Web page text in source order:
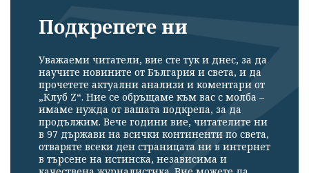
Подкрепете ни
Уважаеми читатели, вие сте тук и днес, за да
научите новините от България и света, и да
прочетете актуални анализи и коментари от
„Клуб Z“. Ние се обръщаме към вас с молба –
имаме нужда от вашата подкрепа, за да
продължим. Вече години вие, читателите ни
в 97 държави на всички континенти по света,
отваряте всеки ден страницата ни в интернет
в търсене на истинска, независима и